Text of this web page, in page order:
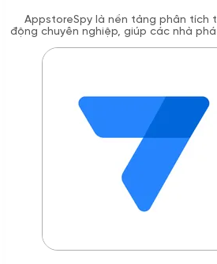
AppstoreSpy là nền tảng phân tích
động chuyên nghiệp, giúp các nhà
hội kinh doanh trong thị